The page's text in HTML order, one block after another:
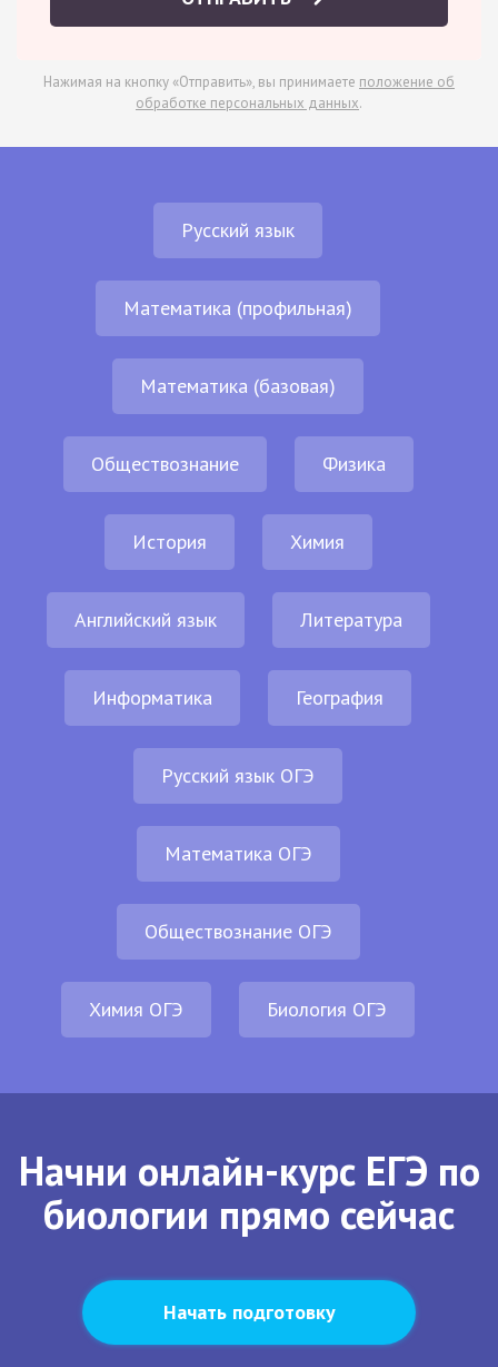
Нажимая на кнопку «Отправить», вы принимаете положение об
обработке персональных данных.
Русский язык
Математика (профильная)
Математика (базовая)
Обществознание Физика
История Химия
Английский язык Литература
Информатика География
Русский язык ОГЭ
Математика ОГЭ
Обществознание ОГЭ
Химия ОГЭ Биология ОГЭ
Начни онлайн-курс ЕГЭ по
биологии прямо сейчас
Начать подготовку